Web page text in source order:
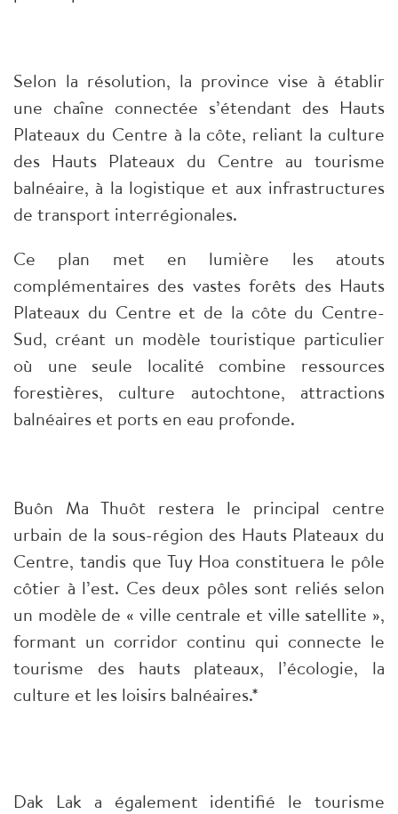
Selon la résolution, la province vise à établir
une chaîne connectée s’étendant des Hauts
Plateaux du Centre à la côte, reliant la culture
des Hauts Plateaux du Centre au tourisme
balnéaire, à la logistique et aux infrastructures
de transport interrégionales.
Ce plan met en lumière les atouts
complémentaires des vastes forêts des Hauts
Plateaux du Centre et de la côte du Centre-
Sud, créant un modèle touristique particulier
où une seule localité combine ressources
forestières, culture autochtone, attractions
balnéaires et ports en eau profonde.
Buôn Ma Thuôt restera le principal centre
urbain de la sous-région des Hauts Plateaux du
Centre, tandis que Tuy Hoa constituera le pôle
côtier à l’est. Ces deux pôles sont reliés selon
un modèle de « ville centrale et ville satellite »,
formant un corridor continu qui connecte le
tourisme des hauts plateaux, l’écologie, la
culture et les loisirs balnéaires.*
Dak Lak a également identifié le tourisme